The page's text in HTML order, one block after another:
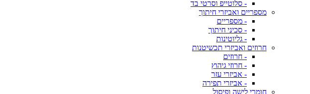
- סלוטייפ וסרטי בד
מספריים ואביזרי חיתוך
- מספריים
- סכיני חיתוך
- גליוטינות
חרוזים ואביזרי תכשיטנות
- חרוזים
- חרוזי גיהוץ
- אביזרי עזר
- אביזרי תפירה
חומרי לישה ופיסול